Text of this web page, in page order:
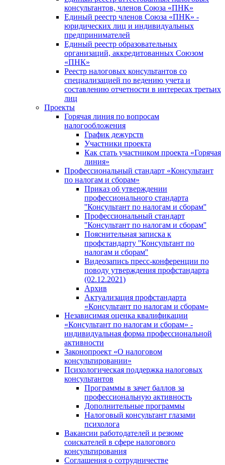
консультантов, членов Союза «ПНК»
Единый реестр членов Союза «ПНК» -
юридических лиц и индивидуальных
предпринимателей
Единый реестр образовательных
организаций, аккредитованных Союзом
«ПНК»
Реестр налоговых консультантов со
специализацией по ведению учета и
составлению отчетности в интересах третьих
лиц
Проекты
Горячая линия по вопросам
налогообложения
График дежурств
Участники проекта
Как стать участником проекта «Горячая
линия»
Профессиональный стандарт «Консультант
по налогам и сборам»
Приказ об утверждении
профессионального стандарта
''Консультант по налогам и сборам''
Профессиональный стандарт
''Консультант по налогам и сборам''
Пояснительная записка к
профстандарту ''Консультант по
налогам и сборам''
Видеозапись пресс-конференции по
поводу утверждения профстандарта
(02.12.2021)
Архив
Актуализация профстандарта
«Консультант по налогам и сборам»
Независимая оценка квалификации
«Консультант по налогам и сборам» -
индивидуальная форма профессиональной
активности
Законопроект «О налоговом
консультировании»
Психологическая поддержка налоговых
консультантов
Программы в зачет баллов за
профессиональную активность
Дополнительные программы
Налоговый консультант глазами
психолога
Вакансии работодателей и резюме
соискателей в сфере налогового
консультирования
Соглашения о сотрудничестве